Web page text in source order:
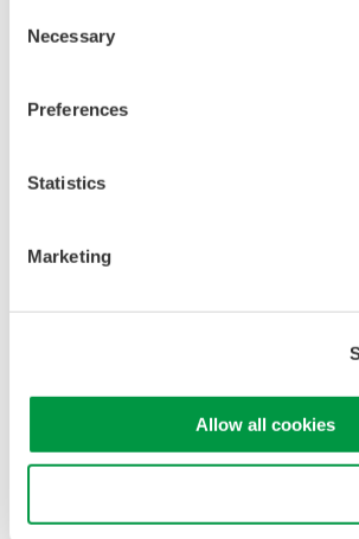
Selection
Necessary
Preferences
Statistics
Marketing
Allow all cookies
* 702902(10:1)/
USB2.0、Ethernet 1000BASE-
PCのハードディスクや
* PCの性能、計測条件に依
簡単操作のアクイジションソ
付
画面